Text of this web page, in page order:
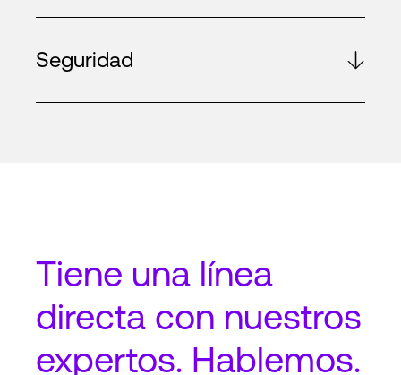
Seguridad
Tiene una línea
directa con nuestros
expertos. Hablemos.